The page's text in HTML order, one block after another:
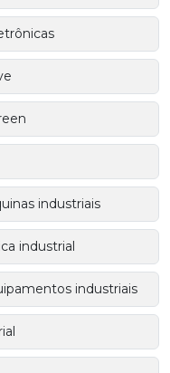
industriais
industrial
industriais